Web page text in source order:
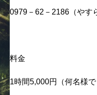
0979－62－2186（やす
料金
1時間5,000円（何名様で